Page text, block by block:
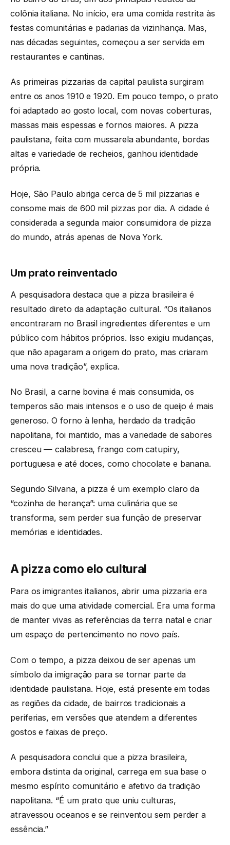
colônia italiana. No início, era uma comida restrita às
festas comunitárias e padarias da vizinhança. Mas,
nas décadas seguintes, começou a ser servida em
restaurantes e cantinas.
As primeiras pizzarias da capital paulista surgiram
entre os anos 1910 e 1920. Em pouco tempo, o prato
foi adaptado ao gosto local, com novas coberturas,
massas mais espessas e fornos maiores. A pizza
paulistana, feita com mussarela abundante, bordas
altas e variedade de recheios, ganhou identidade
própria.
Hoje, São Paulo abriga cerca de 5 mil pizzarias e
consome mais de 600 mil pizzas por dia. A cidade é
considerada a segunda maior consumidora de pizza
do mundo, atrás apenas de Nova York.
Um prato reinventado
A pesquisadora destaca que a pizza brasileira é
resultado direto da adaptação cultural. “Os italianos
encontraram no Brasil ingredientes diferentes e um
público com hábitos próprios. Isso exigiu mudanças,
que não apagaram a origem do prato, mas criaram
uma nova tradição”, explica.
No Brasil, a carne bovina é mais consumida, os
temperos são mais intensos e o uso de queijo é mais
generoso. O forno à lenha, herdado da tradição
napolitana, foi mantido, mas a variedade de sabores
cresceu — calabresa, frango com catupiry,
portuguesa e até doces, como chocolate e banana.
Segundo Silvana, a pizza é um exemplo claro da
“cozinha de herança”: uma culinária que se
transforma, sem perder sua função de preservar
memórias e identidades.
A pizza como elo cultural
Para os imigrantes italianos, abrir uma pizzaria era
mais do que uma atividade comercial. Era uma forma
de manter vivas as referências da terra natal e criar
um espaço de pertencimento no novo país.
Com o tempo, a pizza deixou de ser apenas um
símbolo da imigração para se tornar parte da
identidade paulistana. Hoje, está presente em todas
as regiões da cidade, de bairros tradicionais a
periferias, em versões que atendem a diferentes
gostos e faixas de preço.
A pesquisadora conclui que a pizza brasileira,
embora distinta da original, carrega em sua base o
mesmo espírito comunitário e afetivo da tradição
napolitana. “É um prato que uniu culturas,
atravessou oceanos e se reinventou sem perder a
essência.”